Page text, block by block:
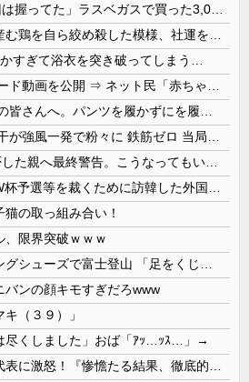
すぎて浴衣を突き破ってしまう…
猫の取っ組み合い！
、限界突破ｗｗｗ
バンの顔キモすぎだろwww
（３９）」
尽くしました」おば「ｱｯ…ｯｽ…」→